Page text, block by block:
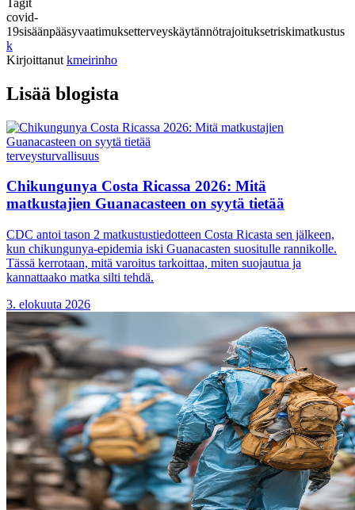
covid-
19sisäänpääsyvaatimuksetterveyskäytännötrajoituksetriskimatkustus
k
Kirjoittanut kmeirinho
Lisää blogista
terveysturvallisuus
Chikungunya Costa Ricassa 2026: Mitä
matkustajien Guanacasteen on syytä tietää
CDC antoi tason 2 matkustustiedotteen Costa Ricasta sen jälkeen,
kun chikungunya-epidemia iski Guanacasten suositulle rannikolle.
Tässä kerrotaan, mitä varoitus tarkoittaa, miten suojautua ja
kannattaako matka silti tehdä.
3. elokuuta 2026